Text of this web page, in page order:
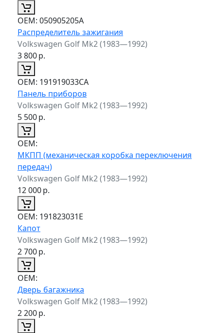
ОЕМ: 050905205A
Распределитель зажигания
Volkswagen Golf Mk2 (1983—1992)
3 800р.
ОЕМ: 191919033CA
Панель приборов
Volkswagen Golf Mk2 (1983—1992)
5 500р.
ОЕМ:
МКПП (механическая коробка переключения
передач)
Volkswagen Golf Mk2 (1983—1992)
12 000р.
ОЕМ: 191823031E
Капот
Volkswagen Golf Mk2 (1983—1992)
2 700р.
ОЕМ:
Дверь багажника
Volkswagen Golf Mk2 (1983—1992)
2 200р.